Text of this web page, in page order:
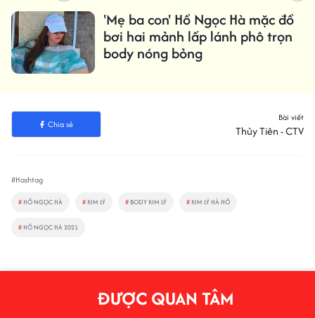
'Mẹ ba con' Hồ Ngọc Hà mặc đồ
bơi hai mảnh lấp lánh phô trọn
body nóng bỏng
Chia sẻ
Bài viết
Thủy Tiên - CTV
#Hashtag
# HỒ NGỌC HÀ # KIM LÝ # BODY KIM LÝ # KIM LÝ HÀ HỒ
# HỒ NGỌC HÀ 2021
ĐƯỢC QUAN TÂM